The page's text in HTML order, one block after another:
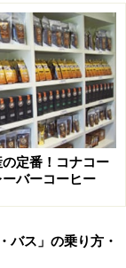
定番！コナコー
ーバーコーヒー
バス」の乗り方・